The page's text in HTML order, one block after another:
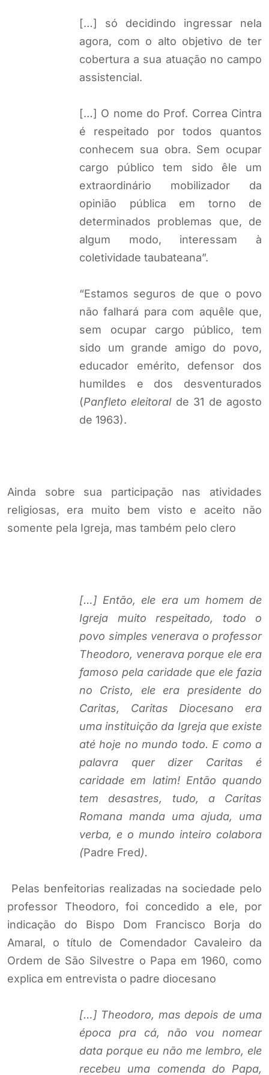
[…] só decidindo ingressar nela
agora, com o alto objetivo de ter
cobertura a sua atuação no campo
assistencial.
[…] O nome do Prof. Correa Cintra
é respeitado por todos quantos
conhecem sua obra. Sem ocupar
cargo público tem sido êle um
extraordinário mobilizador da
opinião pública em torno de
determinados problemas que, de
algum modo, interessam à
coletividade taubateana”.
“Estamos seguros de que o povo
não falhará para com aquêle que,
sem ocupar cargo público, tem
sido um grande amigo do povo,
educador emérito, defensor dos
humildes e dos desventurados
(Panfleto eleitoral de 31 de agosto
de 1963).
Ainda sobre sua participação nas atividades
religiosas, era muito bem visto e aceito não
somente pela Igreja, mas também pelo clero
[…] Então, ele era um homem de
Igreja muito respeitado, todo o
povo simples venerava o professor
Theodoro, venerava porque ele era
famoso pela caridade que ele fazia
no Cristo, ele era presidente do
Caritas, Caritas Diocesano era
uma instituição da Igreja que existe
até hoje no mundo todo. E como a
palavra quer dizer Caritas é
caridade em latim! Então quando
tem desastres, tudo, a Caritas
Romana manda uma ajuda, uma
verba, e o mundo inteiro colabora
(Padre Fred).
Pelas benfeitorias realizadas na sociedade pelo
professor Theodoro, foi concedido a ele, por
indicação do Bispo Dom Francisco Borja do
Amaral, o título de Comendador Cavaleiro da
Ordem de São Silvestre o Papa em 1960, como
explica em entrevista o padre diocesano
[…] Theodoro, mas depois de uma
época pra cá, não vou nomear
data porque eu não me lembro, ele
recebeu uma comenda do Papa,